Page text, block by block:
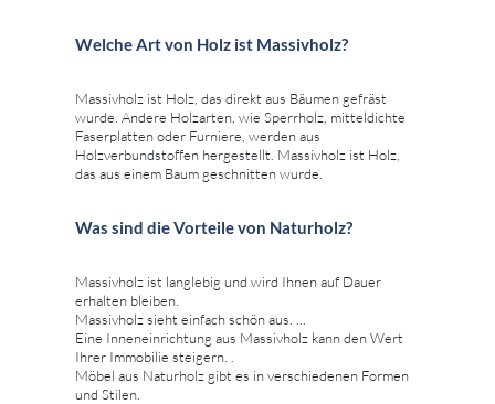
Welche Art von Holz ist Massivholz?
Massivholz ist Holz, das direkt aus Bäumen gefräst
wurde. Andere Holzarten, wie Sperrholz, mitteldichte
Faserplatten oder Furniere, werden aus
Holzverbundstoffen hergestellt. Massivholz ist Holz,
das aus einem Baum geschnitten wurde.
Was sind die Vorteile von Naturholz?
Massivholz ist langlebig und wird Ihnen auf Dauer
erhalten bleiben.
Massivholz sieht einfach schön aus. ...
Eine Inneneinrichtung aus Massivholz kann den Wert
Ihrer Immobilie steigern. .
Möbel aus Naturholz gibt es in verschiedenen Formen
und Stilen.